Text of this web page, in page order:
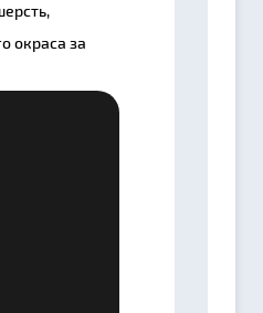
окраса за